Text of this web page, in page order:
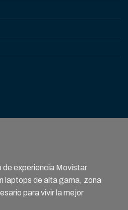
experiencia Movistar
laptops de alta gama, zona
para vivir la mejor